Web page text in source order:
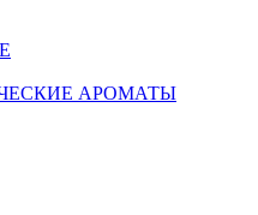
АРОМАТЫ